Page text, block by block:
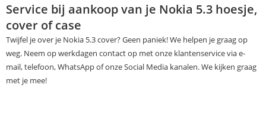
Service bij aankoop van je Nokia 5.3 hoesje,
cover of case
Twijfel je over je Nokia 5.3 cover? Geen paniek! We helpen je graag op
weg. Neem op werkdagen contact op met onze klantenservice via e-
mail, telefoon, WhatsApp of onze Social Media kanalen. We kijken graag
met je mee!